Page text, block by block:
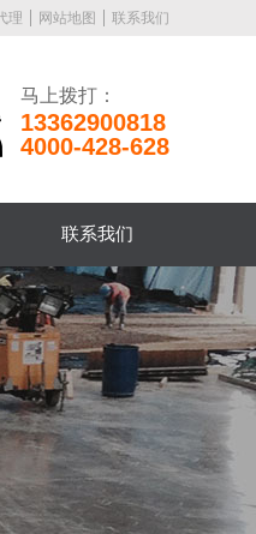
理 网站地图 联系我们
马上拨打：
13362900818
4000-428-628
联系我们